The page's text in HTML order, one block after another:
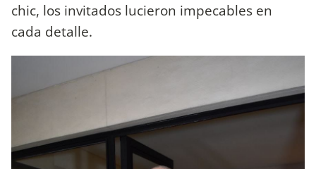
chic, los invitados lucieron impecables en
cada detalle.